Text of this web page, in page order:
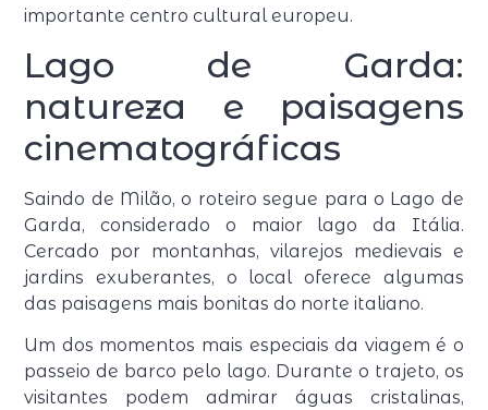
importante centro cultural europeu.
Lago de Garda:
natureza e paisagens
cinematográficas
Saindo de Milão, o roteiro segue para o Lago de
Garda, considerado o maior lago da Itália.
Cercado por montanhas, vilarejos medievais e
jardins exuberantes, o local oferece algumas
das paisagens mais bonitas do norte italiano.
Um dos momentos mais especiais da viagem é o
passeio de barco pelo lago. Durante o trajeto, os
visitantes podem admirar águas cristalinas,